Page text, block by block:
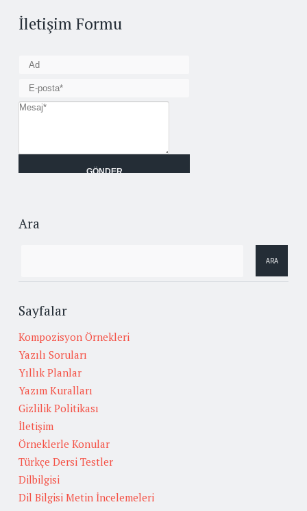
İletişim Formu
Ara
Sayfalar
Kompozisyon Örnekleri
Yazılı Soruları
Yıllık Planlar
Yazım Kuralları
Gizlilik Politikası
İletişim
Örneklerle Konular
Türkçe Dersi Testler
Dilbilgisi
Dil Bilgisi Metin İncelemeleri